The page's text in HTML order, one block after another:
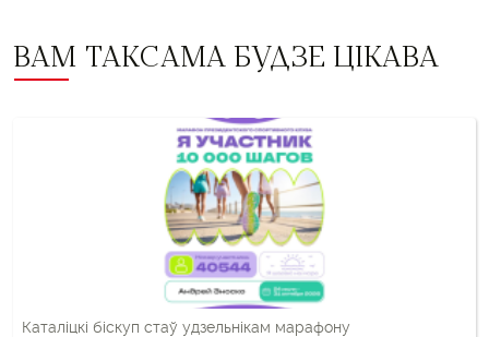
ВАМ ТАКСАМА БУДЗЕ ЦІКАВА
Каталіцкі біскуп стаў удзельнікам марафону